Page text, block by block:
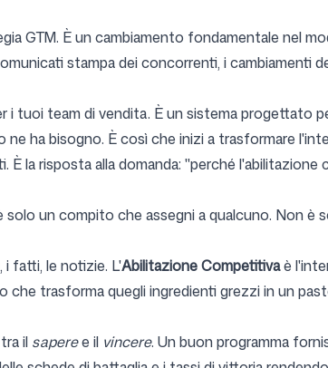
GTM. È un cambiamento fondamentale nel
stampa dei concorrenti, i cambiamenti
i tuoi team di vendita. È un sistema progettato
ha bisogno. È così che inizi a trasformare
la risposta alla domanda: "perché
un compito che assegni a qualcuno. Non è
i fatti, le notizie. L'Abilitazione Competitivaè
trasforma quegli ingredienti grezzi in un
il saperee il vincere. Un buon programma